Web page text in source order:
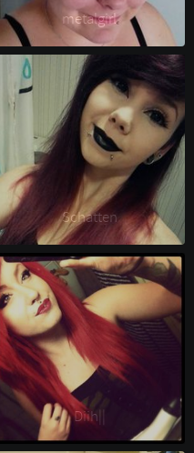
metalgirl
Schatten
Diih||